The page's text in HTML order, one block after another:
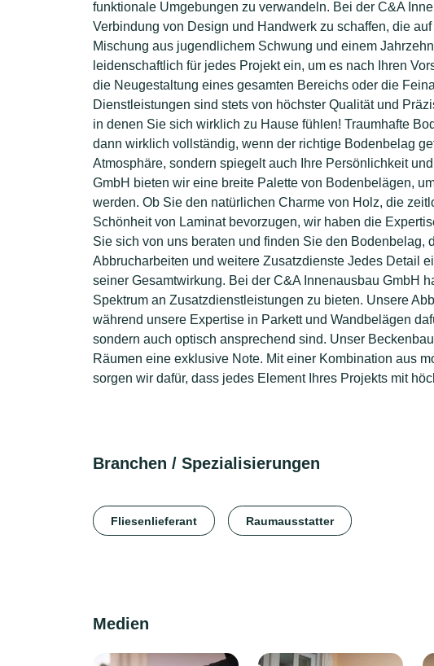
funktionale Umgebungen zu verwandeln. Bei der C&A
Verbindung von Design und Handwerk zu schaffen, die
Mischung aus jugendlichem Schwung und einem
leidenschaftlich für jedes Projekt ein, um es nach Ihren
die Neugestaltung eines gesamten Bereichs oder die
Dienstleistungen sind stets von höchster Qualität und
in denen Sie sich wirklich zu Hause fühlen! Traumhafte
dann wirklich vollständig, wenn der richtige Bodenbelag
Atmosphäre, sondern spiegelt auch Ihre Persönlichkeit
GmbH bieten wir eine breite Palette von Bodenbelägen,
werden. Ob Sie den natürlichen Charme von Holz, die
Schönheit von Laminat bevorzugen, wir haben die
Sie sich von uns beraten und finden Sie den Bodenbelag,
Abbrucharbeiten und weitere Zusatzdienste Jedes Detail
seiner Gesamtwirkung. Bei der C&A Innenausbau GmbH
Spektrum an Zusatzdienstleistungen zu bieten. Unsere
während unsere Expertise in Parkett und Wandbelägen
sondern auch optisch ansprechend sind. Unser
Räumen eine exklusive Note. Mit einer Kombination aus
sorgen wir dafür, dass jedes Element Ihres Projekts mit
Branchen / Spezialisierungen
Fliesenlieferant Raumausstatter
Medien